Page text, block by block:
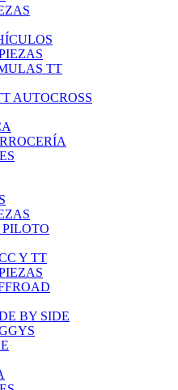
TT
AUTOCROSS
Y TT
BY SIDE